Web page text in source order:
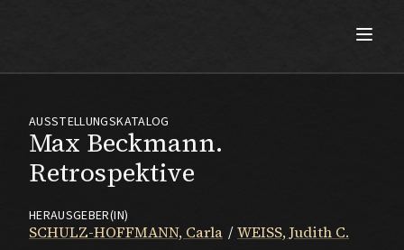
Max Beckmann.
Retrospektive
AUSSTELLUNGSKATALOG
HERAUSGEBER(IN)
SCHULZ-HOFFMANN, Carla WEISS, Judith C.